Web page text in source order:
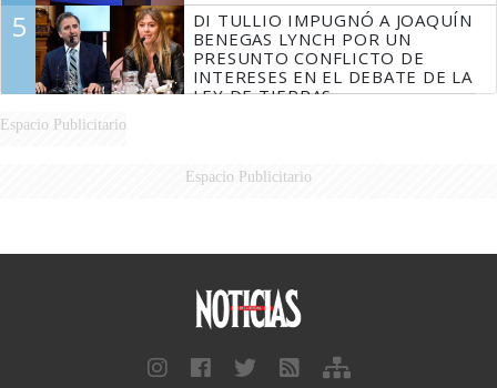
5
DI TULLIO IMPUGNÓ A JOAQUÍN
BENEGAS LYNCH POR UN
PRESUNTO CONFLICTO DE
INTERESES EN EL DEBATE DE LA
LEY DE TIERRAS
Espacio Publicitario
Espacio Publicitario